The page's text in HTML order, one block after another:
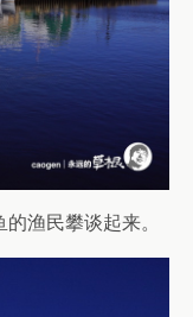
渔民攀谈起来。